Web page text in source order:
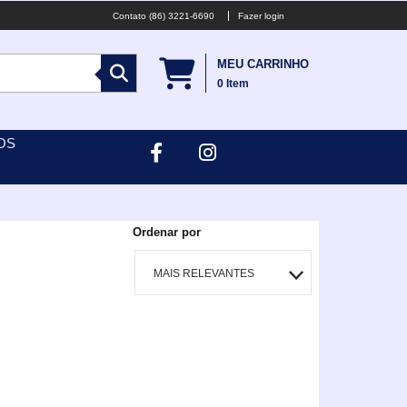
(86) 3221-6690 Fazer login
MEU CARRINHO
0 Item
Ordenar por
MAIS RELEVANTES